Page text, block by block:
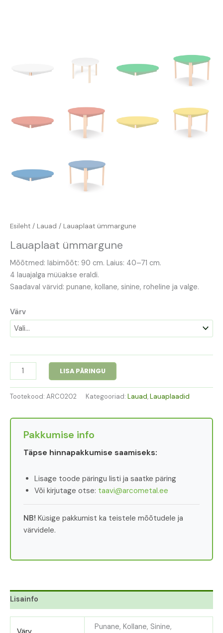
Esileht / Lauad / Lauaplaat ümmargune
Lauaplaat ümmargune
Mõõtmed: läbimõõt: 90 cm. Laius: 40–71 cm.
4 lauajalga müüakse eraldi.
Saadaval värvid: punane, kollane, sinine, roheline ja valge.
Värv
LISA PÄRINGU
Tootekood: ARC0202 Kategooriad: Lauad,Lauaplaadid
Pakkumise info
Täpse hinnapakkumise saamiseks:
Lisage toode päringu listi ja saatke päring
Või kirjutage otse: taavi@arcometal.ee
NB! Küsige pakkumist ka teistele mõõtudele ja
värvidele.
Lisainfo
Punane, Kollane, Sinine,